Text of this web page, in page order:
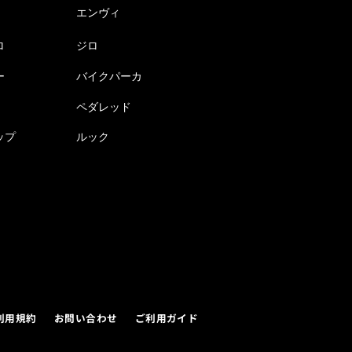
エンヴィ
ジロ
バイクパーカ
ペダレッド
プ ルック
用規約 お問い合わせ ご利用ガイド